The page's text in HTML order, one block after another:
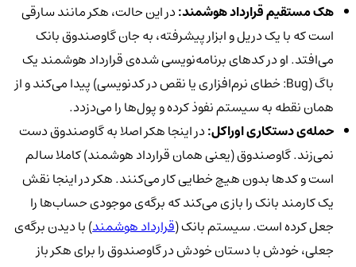
هک مستقیم قرارداد هوشمند:در این حالت، هکر مانند سارقی
است که با یک دریل و ابزار پیشرفته، به جان گاوصندوق بانک
می‌افتد. او در کدهای برنامه‌نویسی شده‌ی قرارداد هوشمند یک
باگ (Bug: خطای نرم‌افزاری یا نقص در کدنویسی) پیدا می‌کند و از
همان نقطه به سیستم نفوذ کرده و پول‌ها را می‌دزدد.
حمله‌ی دستکاری اوراکل:در اینجا هکر اصلا به گاوصندوق دست
نمی‌زند. گاوصندوق (یعنی همان قرارداد هوشمند) کاملا سالم
است و کدها بدون هیچ خطایی کار می‌کنند. هکر در اینجا نقش
یک کارمند بانک را بازی می‌کند که برگه‌ی موجودی حساب‌ها را
جعل کرده است. سیستم بانک (قرارداد هوشمند) با دیدن برگه‌ی
جعلی، خودش با دستان خودش در گاوصندوق را برای هکر باز